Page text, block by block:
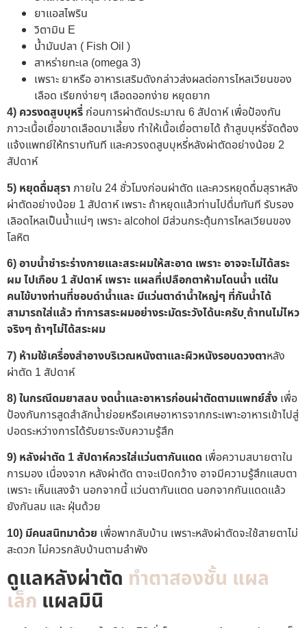
ยาแอสไพริน
วิตามิน E
น้ำมันปลา ( Fish Oil )
สาหร่ายทะเล (omega 3)
เพราะ ยาหรือ อาหารเสริมดังกล่าวส่งผลต่อการไหลเวียนของ
เลือด เรียกง่ายๆ เลือดออกง่าย หยุดยาก
4) ควรงดสูบบุหรี่ ก่อนการผ่าตัดประมาณ 6 สัปดาห์ เพื่อป้องกัน
ภาวะเนื้อเยื่อขาดเลือดมาเลี้ยง ทำให้เนื้อเยื่อตายได้ ถ้าสูบบุหรี่จัดต้อง
แจ้งแพทย์ให้ทราบทันที และควรงดสูบบุหรี่หลังผ่าตัดอย่างน้อย 2
สัปดาห์
5) หยุดดื่มสุรา ภายใน 24 ชั่วโมงก่อนผ่าตัด และควรหยุดดื่มสุราหลัง
ผ่าตัดอย่างน้อย 1 สัปดาห์ เพราะ ถ้าหยุดแล้วท่านไปดื่มทันที รับรอง
เลิอดไหลเป็นน้ำแน่ๆ เพราะ alcohol มีส่วนกระตุ้นการไหลเวียนของ
โลหิต
6) อาบน้ำชำระร่างกายและสระผมให้สะอาด เพราะ อาจจะไม่ได้สระ
ผม ไปเกือบ 1 สัปดาห์ เพราะ แผลที่เปลือกตาห้ามโดนน้ำ แต่ใน
คนไข้บางท่านที่ชอบดำน้ำและ มีแว่นตาดำน้ำใหญ่ๆ ที่กันน้ำได้
สามารถใส่แล้ว ทำการสระผมอย่างระมัดระวังได้นะครับ ุถ้าทนไม่ไหว
จริงๆ ถ้าๆไม่ได้สระผม
7) ห้ามใช้เครื่องสำอางบริเวณหนังตาและผิวหนังรอบดวงตาหลัง
ผ่าตัด 1 สัปดาห์
8)ในกรณีดมยาสลบ งดน้ำและอาหารก่อนผ่าตัดตามแพทย์สั่ง เพื่อ
ป้องกันการสูดสำลักน้ำย่อยหรือเศษอาหารจากกระเพาะอาหารเข้าไปสู่
ปอดระหว่างการได้รับยาระงับความรู้สึก
9) หลังผ่าตัด 1 สัปดาห์ควรใส่แว่นตากันแดด เพื่อความสบายตาใน
การมอง เนื่องจาก หลังผ่าตัด ตาจะเปิดกว้าง อาจมีความรู้สึกแสบตา
เพราะ เห็นแสงจ้า นอกจากนี้ แว่นตากันแตด นอกจากกันแดดแล้ว
ยังกันลม และ ฝุ่นด้วย
10) มีคนสนิทมาด้วย เพื่อพากลับบ้าน เพราะหลังผ่าตัดจะใช้สายตาไม่
สะดวก ไม่ควรกลับบ้านตามลำพัง
ดูแลหลังผ่าตัด ทำตาสองชั้น แผล
เล็ก แผลมินิ